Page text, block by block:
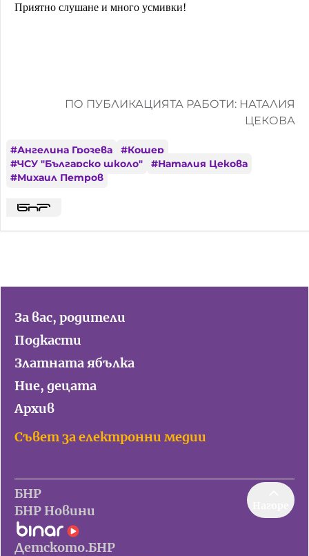
Приятно слушане и много усмивки!
ПО ПУБЛИКАЦИЯТА РАБОТИ: НАТАЛИЯ
ЦЕКОВА
#Ангелина Грозева #Кошер
#ЧСУ "Българско школо" #Наталия Цекова
#Михаил Петров
За вас, родители
Подкасти
Златната ябълка
Ние, децата
Архив
Съвет за електронни медии
БНР
БНР Новини
Детското.БНР